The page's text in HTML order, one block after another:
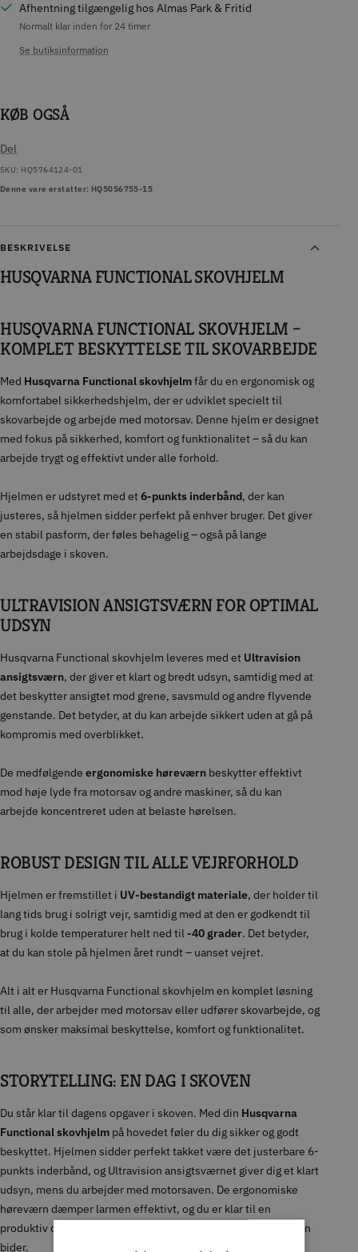
Afhentning tilgængelig hos Almas Park & Fritid
Normalt klar inden for 24 timer
Se butiksinformation
KØB OGSÅ
Del
SKU: HQ5764124-01
Denne vare erstatter: HQ5056755-15
BESKRIVELSE
HUSQVARNA FUNCTIONAL SKOVHJELM
HUSQVARNA FUNCTIONAL SKOVHJELM –
KOMPLET BESKYTTELSE TIL SKOVARBEJDE
Med Husqvarna Functional skovhjelmfår du en ergonomisk og
komfortabel sikkerhedshjelm, der er udviklet specielt til
skovarbejde og arbejde med motorsav. Denne hjelm er designet
med fokus på sikkerhed, komfort og funktionalitet – så du kan
arbejde trygt og effektivt under alle forhold.
Hjelmen er udstyret med et6-punkts inderbånd, der kan
justeres, så hjelmen sidder perfekt på enhver bruger. Det giver
en stabil pasform, der føles behagelig – også på lange
arbejdsdage i skoven.
ULTRAVISION ANSIGTSVÆRN FOR OPTIMAL
UDSYN
Husqvarna Functional skovhjelm leveres med et Ultravision
ansigtsværn, der giver et klart og bredt udsyn, samtidig med at
det beskytter ansigtet mod grene, savsmuld og andre flyvende
genstande. Det betyder, at du kan arbejde sikkert uden at gå på
kompromis med overblikket.
De medfølgende ergonomiske høreværn beskytter effektivt
mod høje lyde fra motorsav og andre maskiner, så du kan
arbejde koncentreret uden at belaste hørelsen.
ROBUST DESIGN TIL ALLE VEJRFORHOLD
Hjelmen er fremstillet i UV-bestandigt materiale, der holder til
lang tids brug i solrigt vejr, samtidig med at den er godkendt til
brug i kolde temperaturer helt ned til-40 grader. Det betyder,
at du kan stole på hjelmen året rundt – uanset vejret.
Alt i alt er Husqvarna Functional skovhjelm en komplet løsning
til alle, der arbejder med motorsav eller udfører skovarbejde, og
som ønsker maksimal beskyttelse, komfort og funktionalitet.
STORYTELLING: EN DAG I SKOVEN
Du står klar til dagens opgaver i skoven. Med din Husqvarna
Functional skovhjelm på hovedet føler du dig sikker og godt
beskyttet. Hjelmen sidder perfekt takket være det justerbare 6-
punkts inderbånd, og Ultravision ansigtsværnet giver dig et klart
udsyn, mens du arbejder med motorsaven. De ergonomiske
høreværn dæmper larmen effektivt, og du er klar til en
produktiv dag i skoven – uanset om solen skinner eller frosten
bider.